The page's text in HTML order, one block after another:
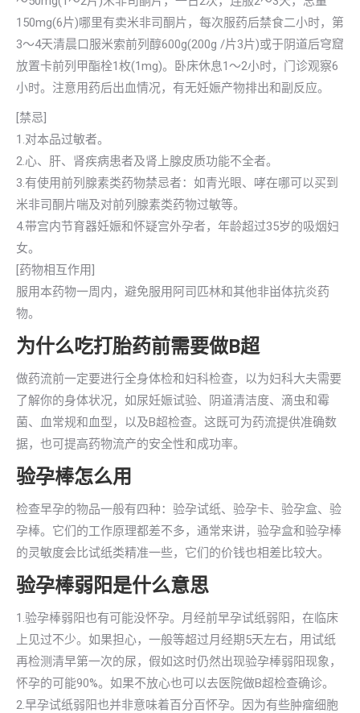
150mg(6片)哪里有卖米非司酮片，每次服药后禁食二小时，第
3～4天清晨口服米索前列醇600g(200g /片3片)或于阴道后穹窟
放置卡前列甲酯栓1枚(1mg)。卧床休息1～2小时，门诊观察6
小时。注意用药后出血情况，有无妊娠产物排出和副反应。
[禁忌]
1.对本品过敏者。
2.心、肝、肾疾病患者及肾上腺皮质功能不全者。
3.有使用前列腺素类药物禁忌者：如青光眼、哮在哪可以买到
米非司酮片喘及对前列腺素类药物过敏等。
4.带宫内节育器妊娠和怀疑宫外孕者，年龄超过35岁的吸烟妇
女。
[药物相互作用]
服用本药物一周内，避免服用阿司匹林和其他非畄体抗炎药
物。
为什么吃打胎药前需要做B超
做药流前一定要进行全身体检和妇科检查，以为妇科大夫需要
了解你的身体状况，如尿妊娠试验、阴道清洁度、滴虫和霉
菌、血常规和血型，以及B超检查。这既可为药流提供准确数
据，也可提高药物流产的安全性和成功率。
验孕棒怎么用
检查早孕的物品一般有四种：验孕试纸、验孕卡、验孕盒、验
孕棒。它们的工作原理都差不多，通常来讲，验孕盒和验孕棒
的灵敏度会比试纸类精准一些，它们的价钱也相差比较大。
验孕棒弱阳是什么意思
1.验孕棒弱阳也有可能没怀孕。月经前早孕试纸弱阳，在临床
上见过不少。如果担心，一般等超过月经期5天左右，用试纸
再检测清早第一次的尿，假如这时仍然出现验孕棒弱阳现象，
怀孕的可能90%。如果不放心也可以去医院做B超检查确诊。
2.早孕试纸弱阳也并非意味着百分百怀孕。因为有些肿瘤细胞